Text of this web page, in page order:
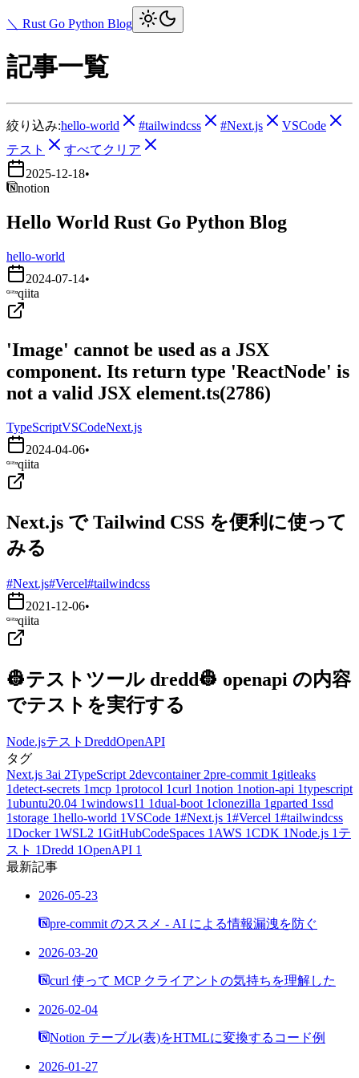
＼ Rust Go Python Blog
記事一覧
絞り込み:hello-world #tailwindcss #Next.js
VSCode
テスト
すべてクリア
2025-12-18•
notion
Hello World Rust Go Python Blog
hello-world
2024-07-14•
qiita
'Image' cannot be used as a JSX
component. Its return type 'ReactNode' is
not a valid JSX element.ts(2786)
TypeScriptVSCodeNext.js
2024-04-06•
qiita
Next.js で Tailwind CSS を便利に使って
みる
#Next.js#Vercel#tailwindcss
2021-12-06•
qiita
👷テストツール dredd👷 openapi の内容
でテストを実行する
Node.jsテスト DreddOpenAPI
タグ
Next.js 3ai 2TypeScript 2devcontainer 2pre-commit 1 gitleaks
1detect-secrets 1mcp 1protocol 1curl 1notion 1notion-api 1typescript
1ubuntu20.04 1windows11 1dual-boot 1clonezilla 1 gparted 1ssd
1storage 1hello-world 1VSCode 1#Next.js 1#Vercel 1#tailwindcss
1Docker 1WSL2 1GitHubCodeSpaces 1 AWS 1CDK 1Node.js 1 テ
スト 1Dredd 1OpenAPI 1
最新記事
2026-05-23
pre-commit のススメ - AI による情報漏洩を防ぐ
2026-03-20
curl 使って MCP クライアントの気持ちを理解した
2026-02-04
Notion テーブル(表)をHTMLに変換するコード例
2026-01-27